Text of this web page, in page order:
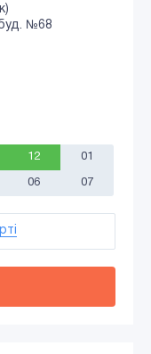
№68
12 01
06 07